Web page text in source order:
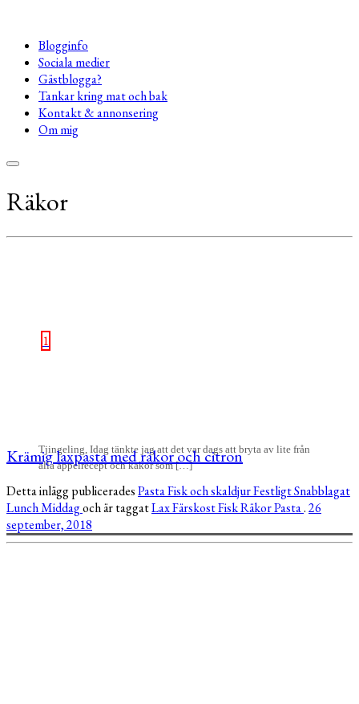
Blogginfo
Sociala medier
Gästblogga?
Tankar kring mat och bak
Kontakt & annonsering
Om mig
Räkor
1
Tjingeling, Idag tänkte jag att det var dags att bryta av lite från
alla äppelrecept och kakor som […]
Krämig laxpasta med räkor och citron
Detta inlägg publiceradesPastaFisk och skaldjurFestligtSnabblagat
LunchMiddagoch är taggatLaxFärskostFiskRäkorPasta.26
september, 2018